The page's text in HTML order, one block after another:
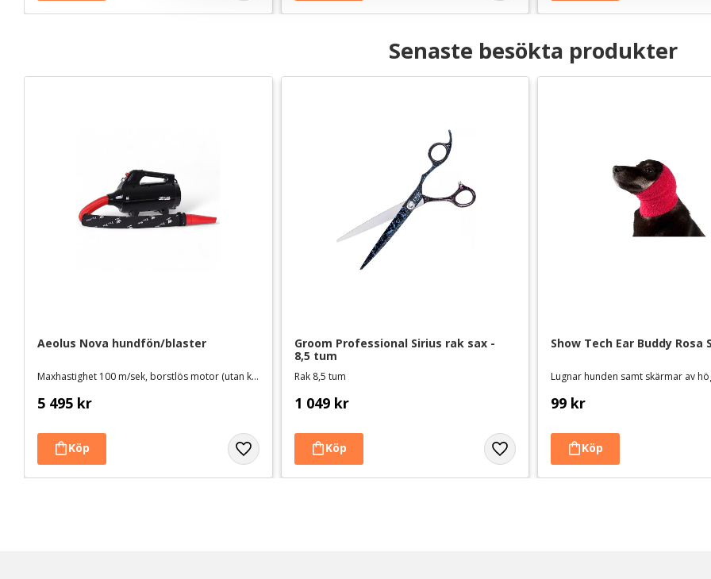
Senaste besökta produkter
Aeolus Nova hundfön/blaster
Maxhastighet 100 m/sek, borstlös motor (utan kol)
5 495 kr
Groom Professional Sirius rak sax -
8,5 tum
Rak 8,5 tum
1 049 kr
Show Tech Ear Buddy Rosa
Lugnar hunden samt skärmar av
99 kr